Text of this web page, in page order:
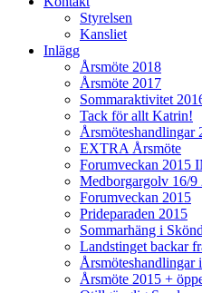
Styrelsen
Kansliet
Inlägg
Årsmöte 2018
Årsmöte 2017
Sommaraktivitet
Tack för allt Katrin!
Årsmöteshandlingar
EXTRA Årsmöte
Forumveckan 2015
Medborgargolv 16/9
Forumveckan 2015
Prideparaden 2015
Sommarhäng i
Landstinget backar
Årsmöteshandlingar
Årsmöte 2015 +